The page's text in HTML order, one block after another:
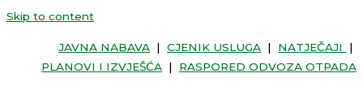
Skip to content
JAVNA NABAVA | CJENIK USLUGA | NATJEČAJI
|
PLANOVI I IZVJEŠĆA | RASPORED ODVOZA OTPADA